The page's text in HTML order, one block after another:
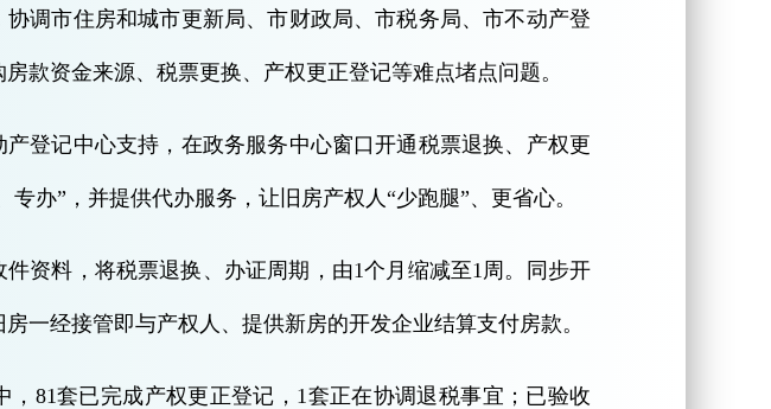
调市住房和城市更新局、市财政局、市税务局、市不动产登
款资金来源、税票更换、产权更正登记等难点堵点问题。
登记中心支持，在政务服务中心窗口开通税票退换、产权更
办”，并提供代办服务，让旧房产权人“少跑腿”、更省心。
资料，将税票退换、办证周期，由1个月缩减至1周。同步开
一经接管即与产权人、提供新房的开发企业结算支付房款。
，81套已完成产权更正登记，1套正在协调退税事宜；已验收